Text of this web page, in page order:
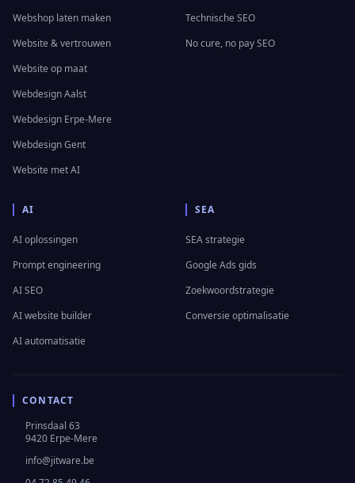
Webshop laten maken
Website & vertrouwen
Website op maat
Webdesign Aalst
Webdesign Erpe-Mere
Webdesign Gent
Website met AI
Technische SEO
No cure, no pay SEO
AI
AI oplossingen
Prompt engineering
AI SEO
AI website builder
AI automatisatie
SEA
SEA strategie
Google Ads gids
Zoekwoordstrategie
Conversie optimalisatie
CONTACT
Prinsdaal 63
9420 Erpe-Mere
info@jitware.be